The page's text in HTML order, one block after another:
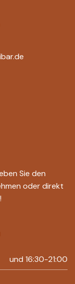
Sie den
oder direkt
und 16:30-21:00